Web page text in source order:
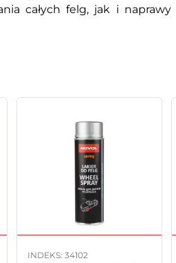
całych felg, jak i
INDEKS: 34102